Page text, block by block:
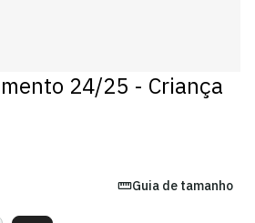
24/25 - Criança
Guia de tamanho